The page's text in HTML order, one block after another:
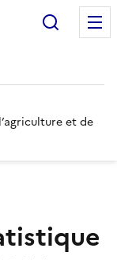
et de